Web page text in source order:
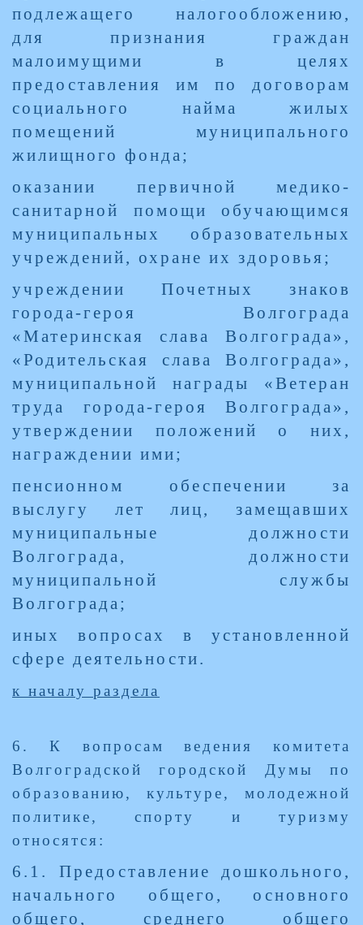
подлежащего налогообложению,
для признания граждан
малоимущими в целях
предоставления им по договорам
социального найма жилых
помещений муниципального
жилищного фонда;
оказании первичной медико-
санитарной помощи обучающимся
муниципальных образовательных
учреждений, охране их здоровья;
учреждении Почетных знаков
города-героя Волгограда
«Материнская слава Волгограда»,
«Родительская слава Волгограда»,
муниципальной награды «Ветеран
труда города-героя Волгограда»,
утверждении положений о них,
награждении ими;
пенсионном обеспечении за
выслугу лет лиц, замещавших
муниципальные должности
Волгограда, должности
муниципальной службы
Волгограда;
иных вопросах в установленной
сфере деятельности.
к началу раздела
6. К вопросам ведения комитета
Волгоградской городской Думы по
образованию, культуре, молодежной
политике, спорту и туризму
относятся:
6.1. Предоставление дошкольного,
начального общего, основного
общего, среднего общего